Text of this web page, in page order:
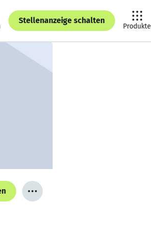
Stellenanzeige schalten
Produkte